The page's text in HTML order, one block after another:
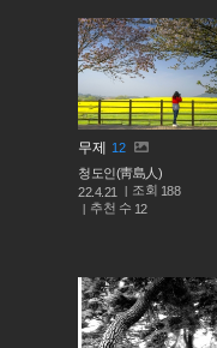
무제
12
청도인(靑島人)
22.4.21
조회 188
추천 수 12